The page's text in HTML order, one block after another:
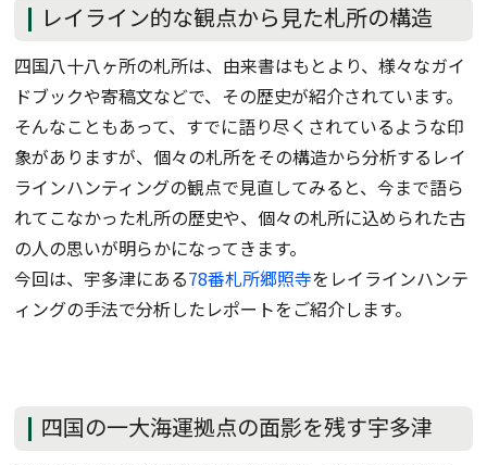
レイライン的な観点から見た札所の構造
四国八十八ヶ所の札所は、由来書はもとより、様々なガイ
ドブックや寄稿文などで、その歴史が紹介されています。
そんなこともあって、すでに語り尽くされているような印
象がありますが、個々の札所をその構造から分析するレイ
ラインハンティングの観点で見直してみると、今まで語ら
れてこなかった札所の歴史や、個々の札所に込められた古
の人の思いが明らかになってきます。
今回は、宇多津にある78番札所郷照寺をレイラインハンテ
ィングの手法で分析したレポートをご紹介します。
四国の一大海運拠点の面影を残す宇多津